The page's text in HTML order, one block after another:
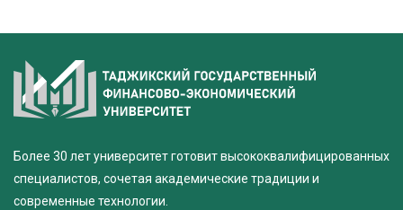
Более 30 лет университет готовит высококвалифицированных
специалистов, сочетая академические традиции и
современные технологии.